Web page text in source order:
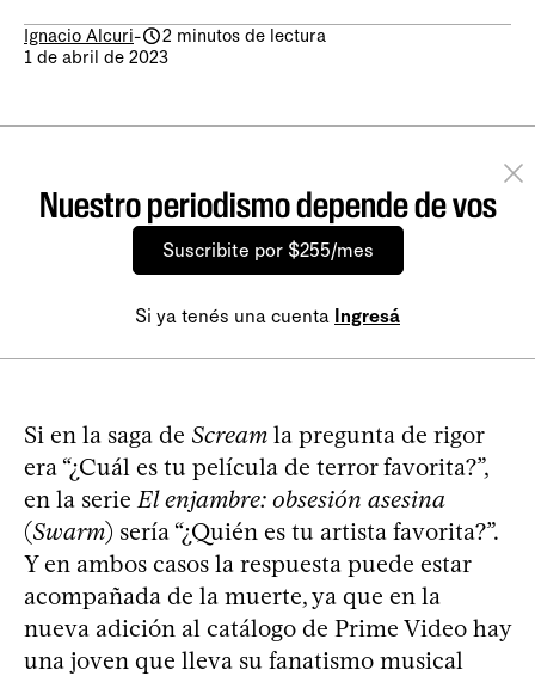
Ignacio Alcuri-
2 minutos de lectura
1 de abril de 2023
Nuestro periodismo depende de vos
Suscribite por $255/mes
Si ya tenés una cuenta Ingresá
Si en la saga de Scream la pregunta de rigor
era “¿Cuál es tu película de terror favorita?”,
en la serieEl enjambre: obsesión asesina
(Swarm) sería “¿Quién es tu artista favorita?”.
Y en ambos casos la respuesta puede estar
acompañada de la muerte, ya que en la
nueva adición al catálogo de Prime Video hay
una joven que lleva su fanatismo musical